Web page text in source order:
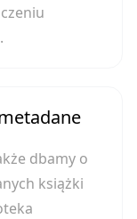
dbamy o
książki